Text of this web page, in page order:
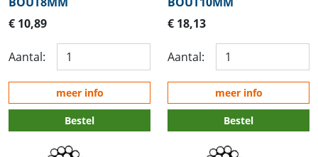
€ 10,89
Aantal:
meer info
Bestel
€ 18,13
Aantal:
meer info
Bestel